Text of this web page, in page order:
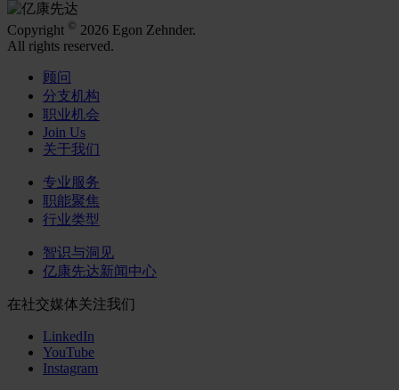
Copyright © 2026 Egon Zehnder.
All rights reserved.
顾问
分支机构
职业机会
Join Us
关于我们
专业服务
职能聚焦
行业类型
智识与洞见
亿康先达新闻中心
在社交媒体关注我们
LinkedIn
YouTube
Instagram